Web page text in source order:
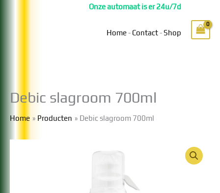
Onze automaat is er 24u/7d
Home- Contact- Shop
Debic slagroom 700ml
Home Producten Debic slagroom 700ml